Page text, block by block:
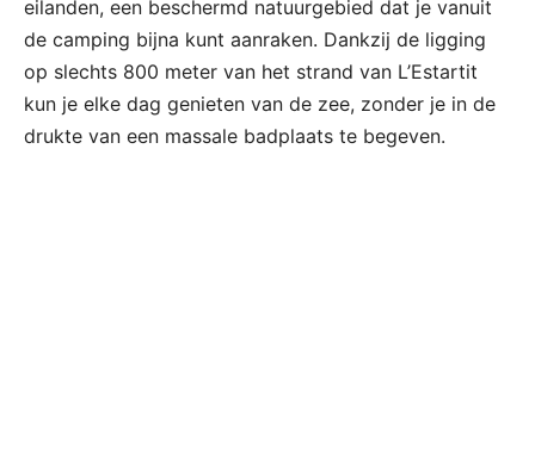
eilanden, een beschermd natuurgebied dat je vanuit
de camping bijna kunt aanraken. Dankzij de ligging
op slechts 800 meter van het strand van L’Estartit
kun je elke dag genieten van de zee, zonder je in de
drukte van een massale badplaats te begeven.